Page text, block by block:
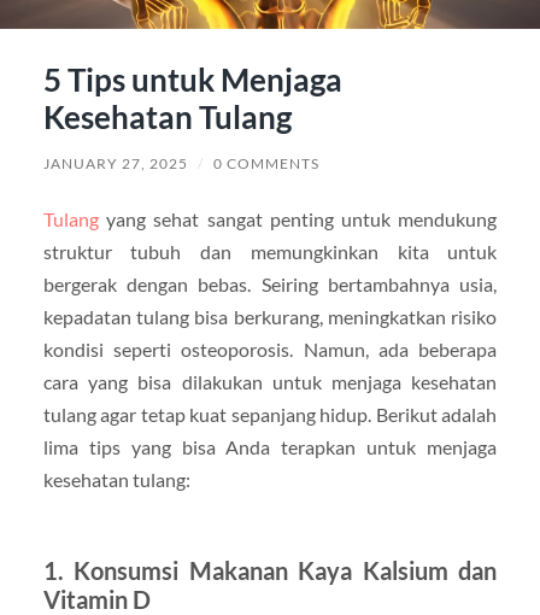
5 Tips untuk Menjaga
Kesehatan Tulang
JANUARY 27, 2025 / 0 COMMENTS
Tulangyang sehat sangat penting untuk mendukung
struktur tubuh dan memungkinkan kita untuk
bergerak dengan bebas. Seiring bertambahnya usia,
kepadatan tulang bisa berkurang, meningkatkan risiko
kondisi seperti osteoporosis. Namun, ada beberapa
cara yang bisa dilakukan untuk menjaga kesehatan
tulang agar tetap kuat sepanjang hidup. Berikut adalah
lima tips yang bisa Anda terapkan untuk menjaga
kesehatan tulang:
1. Konsumsi Makanan Kaya Kalsium dan
Vitamin D